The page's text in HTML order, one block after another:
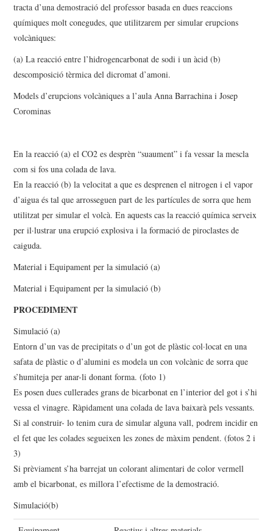
tracta d’una demostració del professor basada en dues reaccions
químiques molt conegudes, que utilitzarem per simular erupcions
volcàniques:
(a) La reacció entre l’hidrogencarbonat de sodi i un àcid (b)
descomposició tèrmica del dicromat d’amoni.
Models d’erupcions volcàniques a l’aula Anna Barrachina i Josep
Corominas
En la reacció (a) el CO2 es desprèn “suaument” i fa vessar la mescla
com si fos una colada de lava.
En la reacció (b) la velocitat a que es desprenen el nitrogen i el vapor
d’aigua és tal que arrosseguen part de les partícules de sorra que hem
utilitzat per simular el volcà. En aquests cas la reacció química serveix
per il·lustrar una erupció explosiva i la formació de piroclastes de
caiguda.
Material i Equipament per la simulació (a)
Material i Equipament per la simulació (b)
PROCEDIMENT
Simulació (a)
Entorn d’un vas de precipitats o d’un got de plàstic col·locat en una
safata de plàstic o d’alumini es modela un con volcànic de sorra que
s’humiteja per anar-li donant forma. (foto 1)
Es posen dues cullerades grans de bicarbonat en l’interior del got i s’hi
vessa el vinagre. Ràpidament una colada de lava baixarà pels vessants.
Si al construir- lo tenim cura de simular alguna vall, podrem incidir en
el fet que les colades segueixen les zones de màxim pendent. (fotos 2 i
3)
Si prèviament s’ha barrejat un colorant alimentari de color vermell
amb el bicarbonat, es millora l’efectisme de la demostració.
Simulació(b)